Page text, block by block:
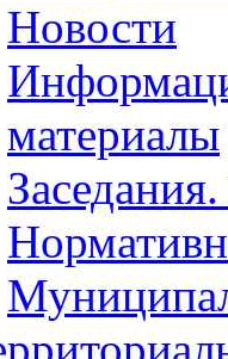
Новости
материалы